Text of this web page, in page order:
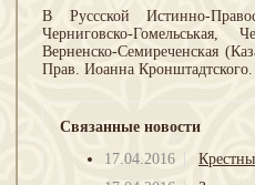
В Руссской Истинно-
Черниговско-Гомельськая,
Верненско-Семиреченская
Прав. Иоанна Кронштадтского.
Связанные новости
17.04.2016